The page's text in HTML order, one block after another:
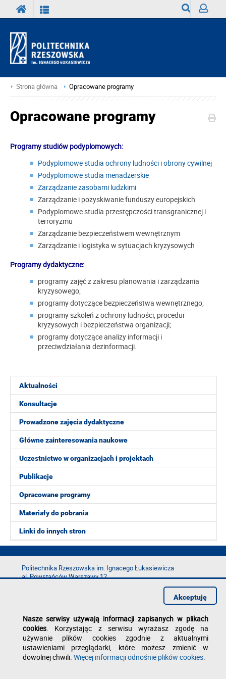
Strona główna Opracowane programy
Aktualności
Konsultacje
Prowadzone zajęcia dydaktyczne
Główne zainteresowania naukowe
Uczestnictwo w organizacjach i projektach
Publikacje
Opracowane programy
Materiały do pobrania
Linki do innych stron
Opracowane programy
Programy studiów podyplomowych:
Podyplomowe studia ochrony ludności i obrony cywilnej
Podyplomowe studia menadżerskie
Zarządzanie zasobami ludzkimi
Zarządzanie i pozyskiwanie funduszy europejskich
Podyplomowe studia przestępczości transgranicznej i
terroryzmu
Zarządzanie bezpieczeństwem wewnętrznym
Zarządzanie i logistyka w sytuacjach kryzysowych
Programy dydaktyczne:
programy zajęć z zakresu planowania i zarządzania
kryzysowego;
programy dotyczące bezpieczeństwa wewnętrznego;
programy szkoleń z ochrony ludności, procedur
kryzysowych i bezpieczeństwa organizacji;
programy dotyczące analizy informacji i
przeciwdziałania dezinformacji.
Politechnika Rzeszowska im. Ignacego Łukasiewicza
al. Powstańców Warszawy 12
e-mail:kancelaria@prz.edu.pl
Deklaracja dostępności
Polityka prywatności
Zgłoś błąd na stronie
Nasze serwisy używają informacji zapisanych w plikach
cookies. Korzystając z serwisu wyrażasz zgodę na
używanie plików cookies zgodnie z aktualnymi
ustawieniami przeglądarki, które możesz zmienić w
dowolnej chwili. Więcej informacji odnośnie plików cookies.
Akceptuję